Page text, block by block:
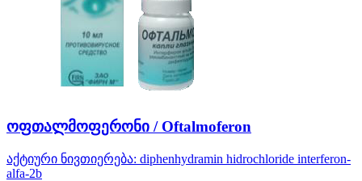
ოფთალმოფერონი / Oftalmoferon
აქტიური ნივთიერება: diphenhydramin hidrochloride interferon-
alfa-2b